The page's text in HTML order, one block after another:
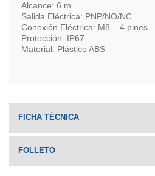
Alcance: 6 m
Salida Eléctrica: PNP/NO/NC
Conexión Eléctrica: M8 – 4 pines
Protección: IP67
Material: Plástico ABS
FICHA TÉCNICA
FOLLETO